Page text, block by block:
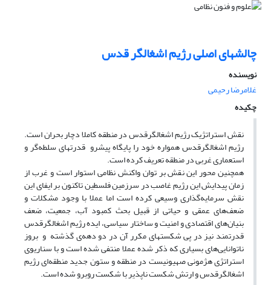
چالشهای اصلی رژیم اشغالگر قدس
نویسنده
غلامرضا رحیمی
چکیده
نقش استراتژیک رژیم اشغالگرقدس در منطقه کاملا دچار بحران است.
رژیم اشغالگرقدس همواره خود را پایگاه پیشرو قدرتهای سلطه‌گر و
استعماری غربی در منطقه تعریف کرده است.
همچنین محور این نقش بر توان واکنش نظامی ‌استوار است و غرب از
زمان پیدایش این رژیم غاصب در سرزمین فلسطین تاکنون بر ایفای این
نقش سرمایه‌گذاری وسیعی کرده است اما عملا با وجود مشکلات و
ضعف‌های عمقی و حیاتی از قبیل بحث کمبود آب، جمعیت، ضعف
بنیان‌های اقتصادی و امنیت و ساختار سیاسی، ایده رژیم اشغالگرقدس
قدرتمند نیز در پی شکستهای مکرر آن در دو دهه‌ی گذشته و بروز
ناتوانایی‌های بسیاری که ذکر شده عملا منتفی شده است و با سناریوی
استراتژی هژمونی صهیونیست در منطقه و ستون جدید منطقه‌ای رژیم
اشغالگرقدس و ارتش شکست ناپذیر با شکست روبرو شده است.